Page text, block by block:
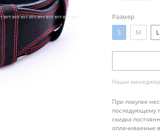
Размер
S
M L
Наши
При покупке
последующему
скидка
оплачиваемые в